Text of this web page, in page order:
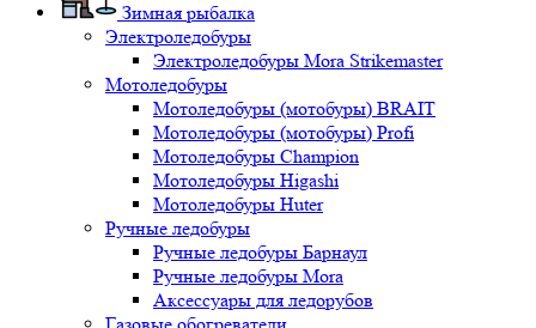
Зимная рыбалка
Электроледобуры
Электроледобуры Mora Strikemaster
Мотоледобуры
Мотоледобуры (мотобуры) BRAIT
Мотоледобуры (мотобуры) Profi
Мотоледобуры Champion
Мотоледобуры Higashi
Мотоледобуры Huter
Ручные ледобуры
Ручные ледобуры Барнаул
Ручные ледобуры Mora
Аксессуары для ледорубов